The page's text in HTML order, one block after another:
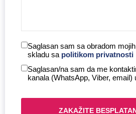
Saglasan sam sa obradom
skladu sa politikom privatnosti
Saglasan/na sam da me
kanala (WhatsApp, Viber, email)